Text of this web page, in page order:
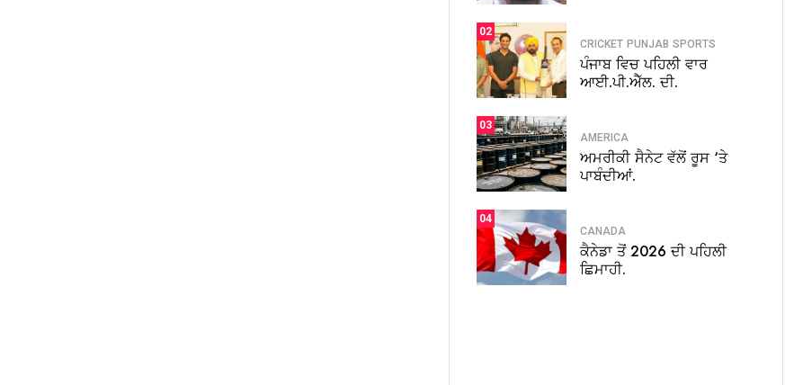
02
CRICKET PUNJAB SPORTS
ਪੰਜਾਬ ਵਿਚ ਪਹਿਲੀ ਵਾਰ
ਆਈ.ਪੀ.ਐੱਲ. ਦੀ.
03
AMERICA
ਅਮਰੀਕੀ ਸੈਨੇਟ ਵੱਲੋਂ ਰੂਸ ‘ਤੇ
ਪਾਬੰਦੀਆਂ.
04
CANADA
ਕੈਨੇਡਾ ਤੋਂ 2026 ਦੀ ਪਹਿਲੀ
ਛਿਮਾਹੀ.